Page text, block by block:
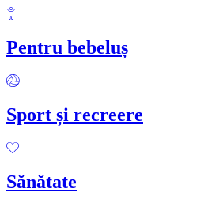
Pentru bebeluș
Sport și recreere
Sănătate